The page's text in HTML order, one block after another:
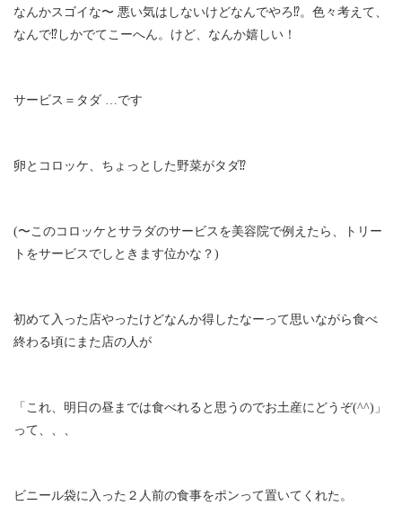
なんかスゴイな〜 悪い気はしないけどなんでやろ⁉︎。色々考えて、
なんで⁉︎しかでてこーへん。けど、なんか嬉しい！
サービス＝タダ …です
卵とコロッケ、ちょっとした野菜がタダ⁉︎
(〜このコロッケとサラダのサービスを美容院で例えたら、トリー
トをサービスでしときます位かな？)
初めて入った店やったけどなんか得したなーって思いながら食べ
終わる頃にまた店の人が
「これ、明日の昼までは食べれると思うのでお土産にどうぞ(^^)」
って、、、
ビニール袋に入った２人前の食事をポンって置いてくれた。